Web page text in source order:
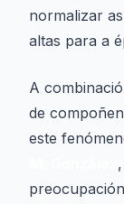
normalizar
altas para a
A
de
este